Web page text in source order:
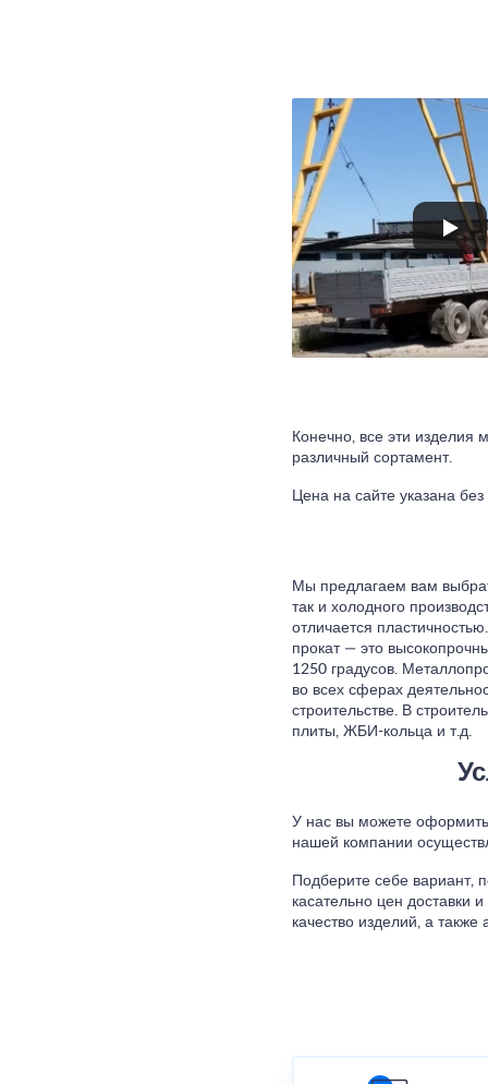
Конечно, все эти изделия
различный сортамент.
Цена на сайте указана
Мы предлагаем вам
так и холодного
отличается
прокат — это
1250 градусов.
во всех сферах
строительстве. В
плиты, ЖБИ-кольца и т.д.
У нас вы можете оформить
нашей компании
Подберите себе вариант,
касательно цен доставки
качество изделий, а